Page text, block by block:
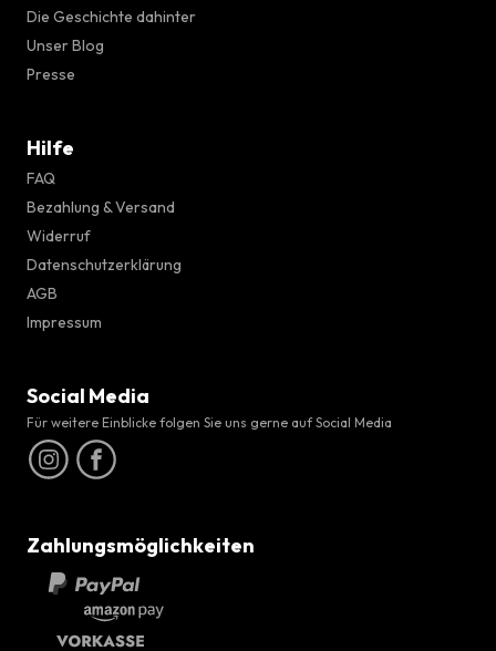
Die Geschichte dahinter
Unser Blog
Presse
Hilfe
FAQ
Bezahlung & Versand
Widerruf
Datenschutzerklärung
AGB
Impressum
Social Media
Für weitere Einblicke folgen Sie uns gerne auf Social Media
Zahlungsmöglichkeiten